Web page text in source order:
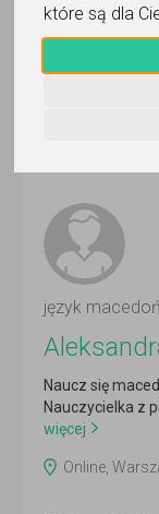
które są dla
język
Naucz się
Nauczycielka z
więcej
Online,